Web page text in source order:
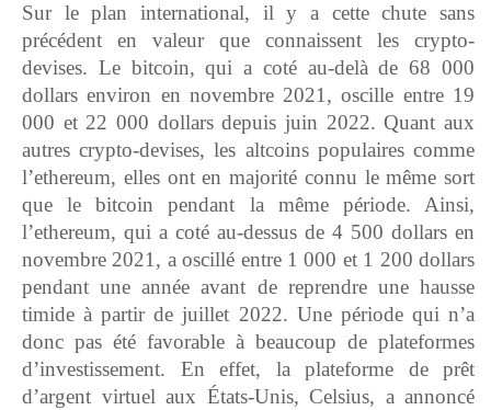
Sur le plan international, il y a cette chute sans
précédent en valeur que connaissent les crypto-
devises. Le bitcoin, qui a coté au-delà de 68 000
dollars environ en novembre 2021, oscille entre 19
000 et 22 000 dollars depuis juin 2022. Quant aux
autres crypto-devises, les altcoins populaires comme
l’ethereum, elles ont en majorité connu le même sort
que le bitcoin pendant la même période. Ainsi,
l’ethereum, qui a coté au-dessus de 4 500 dollars en
novembre 2021, a oscillé entre 1 000 et 1 200 dollars
pendant une année avant de reprendre une hausse
timide à partir de juillet 2022. Une période qui n’a
donc pas été favorable à beaucoup de plateformes
d’investissement. En effet, la plateforme de prêt
d’argent virtuel aux États-Unis, Celsius, a annoncé